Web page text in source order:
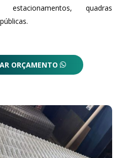
quadras
ORÇAMENTO